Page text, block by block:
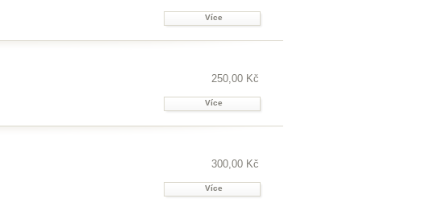
Více
250,00 Kč
Více
300,00 Kč
Více